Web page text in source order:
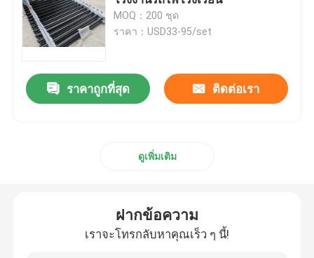
รั้วไฟฟ้าผสมผสาน 3 มิติ
รั้วผ่าตัดไฟฟ้าสองสาย
MOQ：200 ชุด
ราคา：USD33-95/set
ราคาถูกที่สุด ติดต่อเรา
ดูเพิ่มเติม
ฝากข้อความ
เราจะโทรกลับหาคุณเร็ว ๆ นี้!